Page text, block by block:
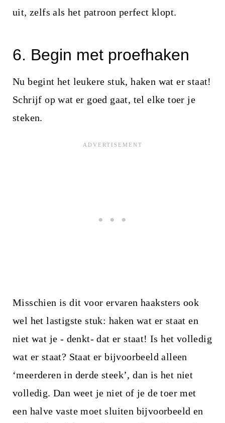
uit, zelfs als het patroon perfect klopt.
6. Begin met proefhaken
Nu begint het leukere stuk, haken wat er staat!
Schrijf op wat er goed gaat, tel elke toer je
steken.
Misschien is dit voor ervaren haaksters ook
wel het lastigste stuk: haken wat er staat en
niet wat je - denkt- dat er staat! Is het volledig
wat er staat? Staat er bijvoorbeeld alleen
‘meerderen in derde steek’, dan is het niet
volledig. Dan weet je niet of je de toer met
een halve vaste moet sluiten bijvoorbeeld en